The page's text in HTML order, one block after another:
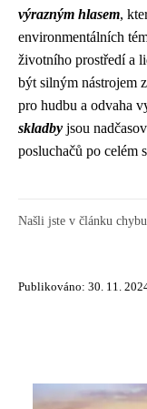
výrazným hlasem,
environmentálních
životního prostředí a
být silným nástrojem
pro hudbu a odvaha
skladby jsou
posluchačů po celém
Našli jste v článku
Publikováno: 30. 11.